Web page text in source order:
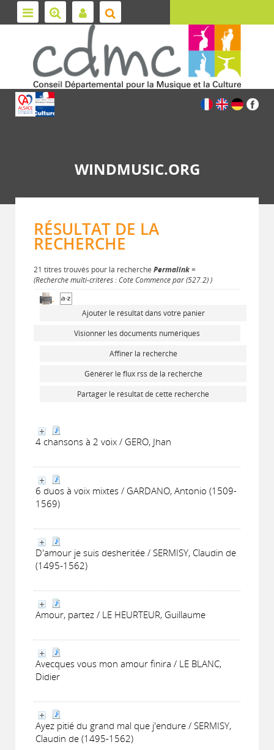
WINDMUSIC.ORG
RÉSULTAT DE LA
RECHERCHE
21 titres trouvés pour la recherche Permalink=
(Recherche multi-critères : Cote Commence par (527.2) )
Ajouter le résultat dans votre panier
Visionner les documents numériques
Affiner la recherche
Générer le flux rss de la recherche
Partager le résultat de cette recherche
4 chansons à 2 voix / GERO, Jhan
6 duos à voix mixtes / GARDANO, Antonio (1509-
1569)
D'amour je suis desheritée / SERMISY, Claudin de
(1495-1562)
Amour, partez / LE HEURTEUR, Guillaume
Avecques vous mon amour finira / LE BLANC,
Didier
Ayez pitié du grand mal que j'endure / SERMISY,
Claudin de (1495-1562)